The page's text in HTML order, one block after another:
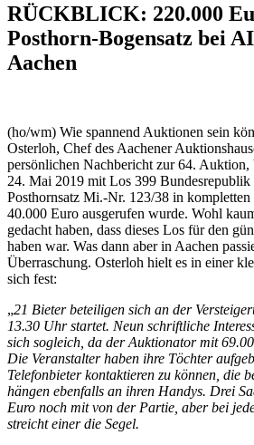
RÜCKBLICK: 220.000
Posthorn-Bogensatz bei
Aachen
(ho/wm) Wie spannend Auktionen sein
Osterloh, Chef des Aachener
persönlichen Nachbericht zur 64. Auktion,
24. Mai 2019 mit Los 399 Bundesrepublik
Posthornsatz Mi.-Nr. 123/38 in
40.000 Euro ausgerufen wurde. Wohl
gedacht haben, dass dieses Los für den
haben war. Was dann aber in Aachen
Überraschung. Osterloh hielt es in einer
sich fest:
„21 Bieter beteiligen sich an der
13.30 Uhr startet. Neun schriftliche
sich sogleich, da der Auktionator mit
Die Veranstalter haben ihre Töchter
Telefonbieter kontaktieren zu können, die
hängen ebenfalls an ihren Handys. Drei
Euro noch mit von der Partie, aber bei
streicht einer die Segel.